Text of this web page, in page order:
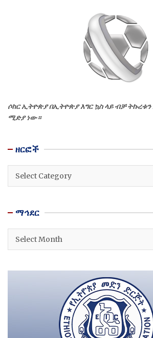
ሶከር ኢትዮጵያ በኢትዮጵያ እግር ኳስ ላይ ብቻ ትኩረቱን
ሚድያ ነው።
ዘርፎች
ዘርፎች
ማኅደር
ማኅደር